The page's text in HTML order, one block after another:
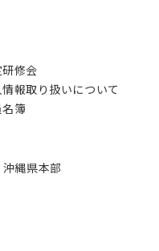
修会
報取り扱いについて
簿
縄県本部